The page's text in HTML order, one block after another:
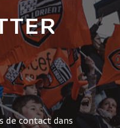
de contact dans